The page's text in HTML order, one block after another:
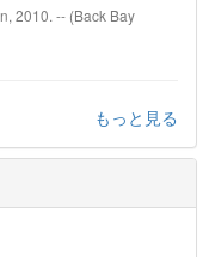
2010. -- (Back Bay
もっと見る